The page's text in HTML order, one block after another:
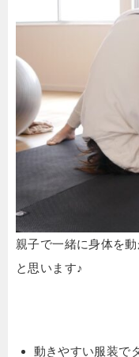
親子で一緒に身体を
と思います♪
動きやすい服装で